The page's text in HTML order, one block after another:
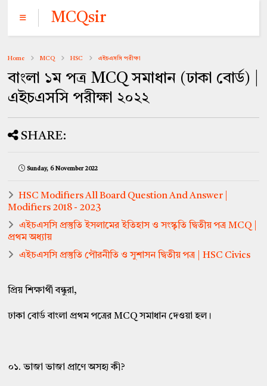
MCQsir
Home MCQ HSC এইচএসসি পরীক্ষা
বাংলা ১ম পত্র MCQ সমাধান (ঢাকা বোর্ড) |
এইচএসসি পরীক্ষা ২০২২
SHARE:
Sunday, 6 November 2022
HSC Modifiers All Board Question And Answer |
Modifiers 2018 - 2023
এইচএসসি প্রস্তুতি ইসলামের ইতিহাস ও সংস্কৃতি দ্বিতীয় পত্র MCQ |
প্রথম অধ্যায়
এইচএসসি প্রস্তুতি পৌরনীতি ও সুশাসন দ্বিতীয় পত্র | HSC Civics
প্রিয় শিক্ষার্থী বন্ধুরা,
ঢাকা বোর্ড বাংলা প্রথম পত্রের MCQ সমাধান দেওয়া হল।
০১. ভাজা ভাজা প্রাণে অসহ্য কী?